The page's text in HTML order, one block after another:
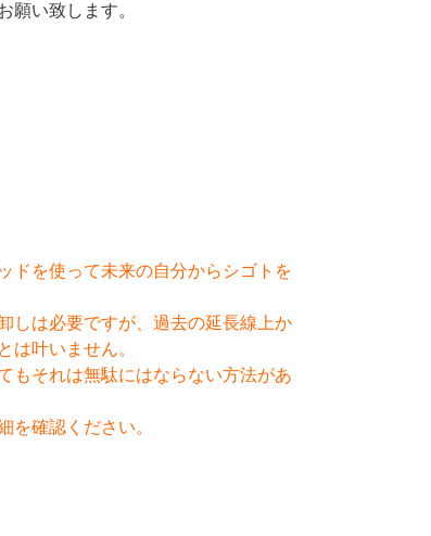
願い致します。
ドを使って未来の自分からシゴトを
しは必要ですが、過去の延長線上か
は叶いません。
もそれは無駄にはならない方法があ
を確認ください。